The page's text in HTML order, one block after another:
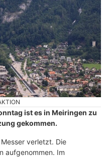
ist es in Meiringen zu
gekommen.
verletzt. Die
aufgenommen. Im